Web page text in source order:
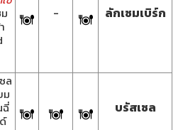
- ลักเซมเบิร์ก
ล
ม
ฉี่
บรัสเซล